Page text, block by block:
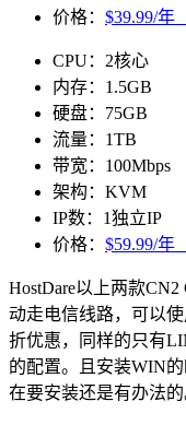
价格： $39.99/年
CPU：2核心
内存：1.5GB
硬盘：75GB
流量：1TB
带宽：100Mbps
架构：KVM
IP数：1独立IP
价格： $59.99/年
HostDare以上两款
动走电信线路，可以
折优惠，同样的只有
的配置。且安装WIN
在要安装还是有办法的